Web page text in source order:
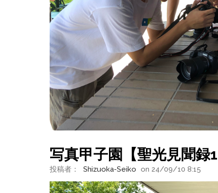
写真甲子園【聖光見聞録
投稿者： Shizuoka-Seiko on 24/09/10 8:15